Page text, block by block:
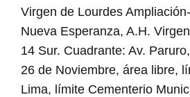
Virgen de Lourdes
Nueva Esperanza, A.H.
14 Sur. Cuadrante: Av.
26 de Noviembre, área libre,
Lima, límite Cementerio